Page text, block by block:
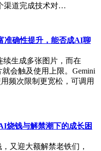
主流光棒制备工艺，实现
高端光纤市场占据
端光纤需求爆发，这家行
渠道完成技术对…
准确性提升，能否成AI聊
续生成多张图片，而在
会触及使用上限。Gemini
频次限制更宽松，可调用
烧钱与解禁潮下的成长困
，又迎大额解禁老铁们，